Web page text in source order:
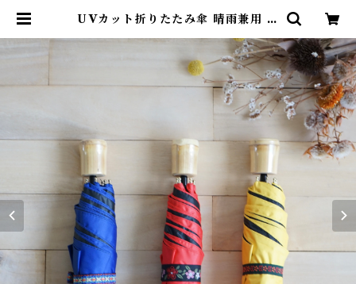
UVカット折りたたみ傘 晴雨兼用 竹
dojapan